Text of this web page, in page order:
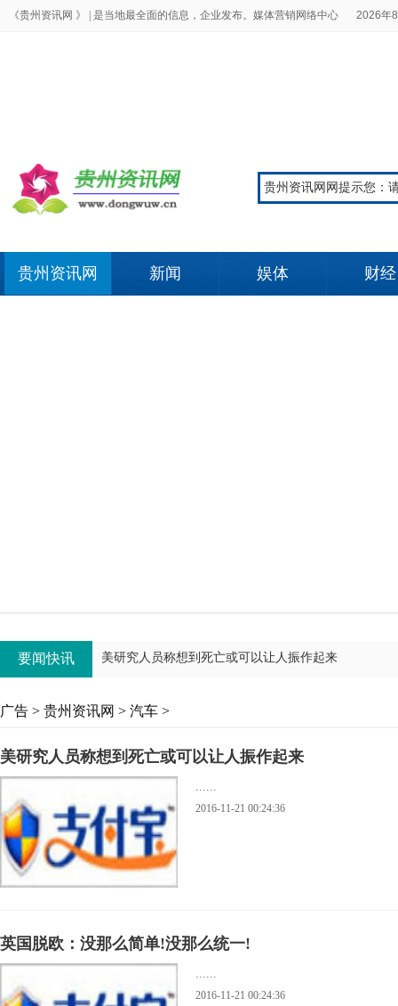
《贵州资讯网 》 | 是当地最全面的信息，企业发布。媒体营销网络中心 2026年
贵州资讯网 新闻 娱体 财经
要闻快讯 美研究人员称想到死亡或可以让人振作起来
广告 > 贵州资讯网 > 汽车 >
美研究人员称想到死亡或可以让人振作起来
......
2016-11-21 00:24:36
英国脱欧：没那么简单!没那么统一!
......
2016-11-21 00:24:36